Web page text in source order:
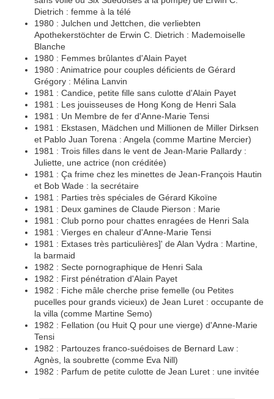
Dietrich : femme à la télé
1980 : Julchen und Jettchen, die verliebten
Apothekerstöchter de Erwin C. Dietrich : Mademoiselle
Blanche
1980 : Femmes brûlantes d'Alain Payet
1980 : Animatrice pour couples déficients de Gérard
Grégory : Mélina Lanvin
1981 : Candice, petite fille sans culotte d'Alain Payet
1981 : Les jouisseuses de Hong Kong de Henri Sala
1981 : Un Membre de fer d'Anne-Marie Tensi
1981 : Ekstasen, Mädchen und Millionen de Miller Dirksen
et Pablo Juan Torena : Angela (comme Martine Mercier)
1981 : Trois filles dans le vent de Jean-Marie Pallardy :
Juliette, une actrice (non créditée)
1981 : Ça frime chez les minettes de Jean-François Hautin
et Bob Wade : la secrétaire
1981 : Parties très spéciales de Gérard Kikoïne
1981 : Deux gamines de Claude Pierson : Marie
1981 : Club porno pour chattes enragées de Henri Sala
1981 : Vierges en chaleur d'Anne-Marie Tensi
1981 : Extases très particulières]' de Alan Vydra : Martine,
la barmaid
1982 : Secte pornographique de Henri Sala
1982 : First pénétration d'Alain Payet
1982 : Fiche mâle cherche prise femelle (ou Petites
pucelles pour grands vicieux) de Jean Luret : occupante de
la villa (comme Martine Semo)
1982 : Fellation (ou Huit Q pour une vierge) d'Anne-Marie
Tensi
1982 : Partouzes franco-suédoises de Bernard Law :
Agnès, la soubrette (comme Eva Nill)
1982 : Parfum de petite culotte de Jean Luret : une invitée